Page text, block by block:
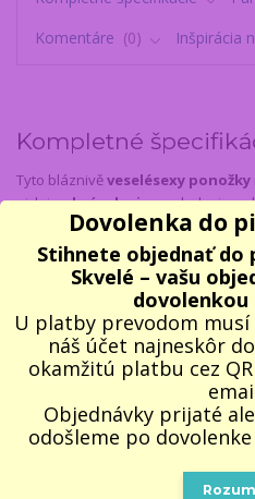
Komentáre
0 Inšpirácia
Kompletné
Tyto bláznivěveselésexy ponožky
nich jeobrázek pivana boku i na
JESTLI TOHLE ČTEŠ ... ". Na druhé
spletených noh na boku i na
PIVO, DÁME SEX! ".Veselé
doporučujeme jakovtipný, sexy a
kteří mají rádi recesi, srandu a
nebo k Vánocům. Ponožkyjsou
Obsah balení:1 pár ponožek
Barva: žlutá
Složení: 80% bavlna, 15%
Dovolenka do
Stihnete objednať do
Skvelé – vašu
dovolenkou
U platby prevodom
náš účet najneskôr do
okamžitú platbu cez
Objednávky prijaté
odošleme po